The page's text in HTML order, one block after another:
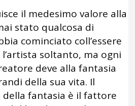
il medesimo valore alla
stato qualcosa di
cominciato coll’essere
l’artista soltanto, ma ogni
deve alla fantasia
della sua vita. Il
fantasia è il fattore